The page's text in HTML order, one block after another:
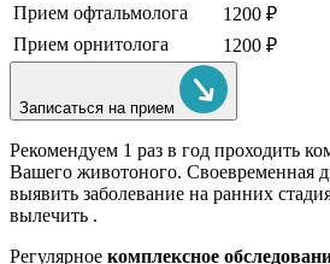
Прием офтальмолога
1200 ₽
Прием орнитолога
1200 ₽
Записаться на прием
Рекомендуем 1 раз в год проходить
Вашего животоного. Своевременная
выявить заболевание на ранних
вылечить .
Регулярное комплексное